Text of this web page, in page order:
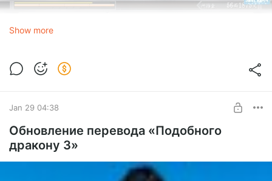
Show more
Jan 29 04:38
Обновление перевода «Подобного
дракону 3»